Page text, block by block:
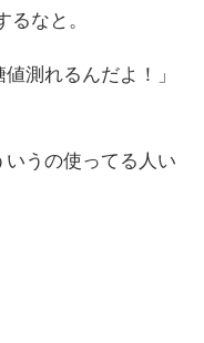
なと。
測れるんだよ！」
いうの使ってる人い